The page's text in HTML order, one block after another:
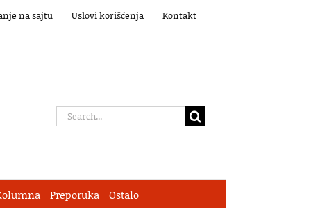
na sajtu Uslovi korišćenja Kontakt
Search
Preporuka Ostalo